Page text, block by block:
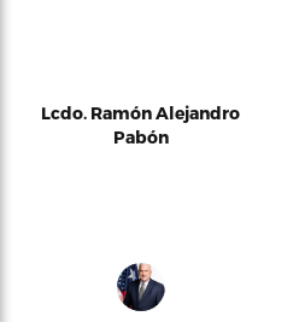
Lcdo. Ramón Alejandro
Pabón